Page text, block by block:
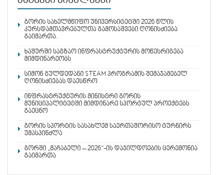
გორის სახელმწიფო უნივერსიტეტში 2026 წლის
კურსდამთავრებულთა გამოსაშვები ღონისძიება
გაიმართა.
ხაშურში საგზაო ინფრასტრუქტურის მოწესრიგება
მიმდინარეობს
სიმონ გულდედანი STEAM პროგრამის შემაჯამებელ
ღონისძიებას დაესწრო
ინფრასტრუქტურის მინისტრი გორის
მუნიციპალიტეტში მიმდინარე სპორტულ პროექტებს
გაეცნო
გორის სპორტის სასახლემ საერთაშორისო ტურნირს
უმასპინძლა
გორში „მაჩაბელი – 2026“-ის დაჯილდოების ცერემონია
გაიმართა